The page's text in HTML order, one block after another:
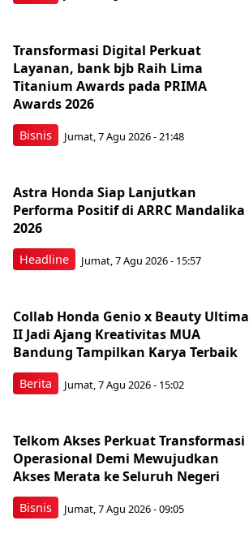
Bisnis
Transformasi Digital Perkuat
Layanan, bank bjb Raih Lima
Titanium Awards pada PRIMA
Awards 2026
Jumat, 7 Agu 2026 - 21:48
Headline
Astra Honda Siap Lanjutkan
Performa Positif di ARRC Mandalika
2026
Jumat, 7 Agu 2026 - 15:57
Berita
Collab Honda Genio x Beauty Ultima
II Jadi Ajang Kreativitas MUA
Bandung Tampilkan Karya Terbaik
Jumat, 7 Agu 2026 - 15:02
Bisnis
Telkom Akses Perkuat Transformasi
Operasional Demi Mewujudkan
Akses Merata ke Seluruh Negeri
Jumat, 7 Agu 2026 - 09:05